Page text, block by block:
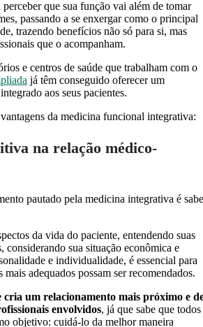
perceber que sua função vai além de tomar
passando a se enxergar como o principal
trazendo benefícios não só para si, mas
que o acompanham.
e centros de saúde que trabalham com o
já têm conseguido oferecer um
aos seus pacientes.
da medicina funcional integrativa:
na relação médico-
pautado pela medicina integrativa é
da vida do paciente, entendendo suas
considerando sua situação econômica e
e individualidade, é essencial para
adequados possam ser recomendados.
cria um relacionamento mais próximo e
envolvidos, já que sabe que todos
objetivo: cuidá-lo da melhor maneira